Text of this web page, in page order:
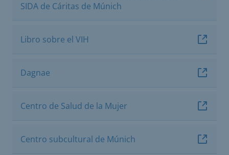
SIDA de Cáritas de Múnich
Libro sobre el VIH
Dagnae
Centro de Salud de la Mujer
Centro subcultural de Múnich